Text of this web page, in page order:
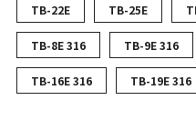
TB-22E TB-25E
TB-8E 316 TB-9E 316
TB-16E 316 TB-19E 316